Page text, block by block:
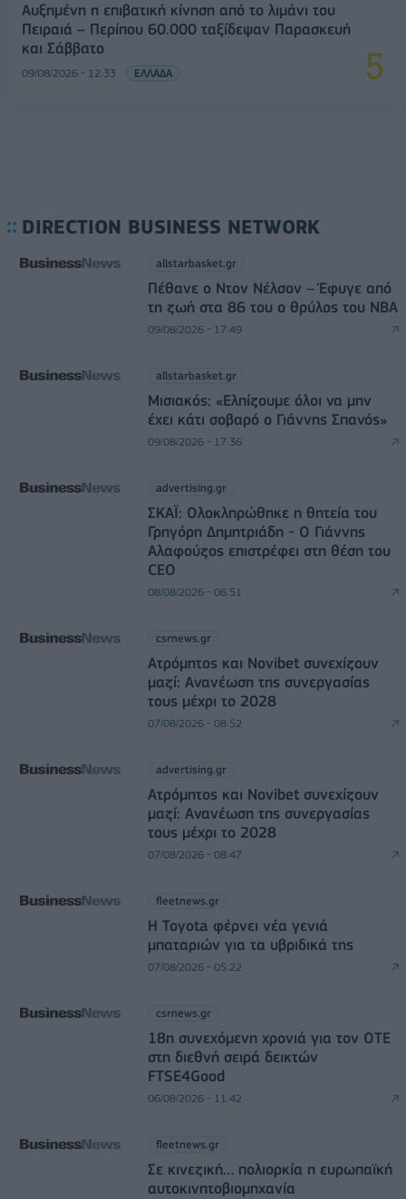
Αυξημένη η επιβατική κίνηση από το λιμάνι του
Πειραιά – Περίπου 60.000 ταξίδεψαν Παρασκευή
και Σάββατο
09/08/2026 - 12:33 ΕΛΛΑΔΑ
DIRECTION BUSINESS NETWORK
allstarbasket.gr
Πέθανε ο Ντον Νέλσον – Έφυγε από
τη ζωή στα 86 του ο θρύλος του NBA
09/08/2026 - 17:49
allstarbasket.gr
Μισιακός: «Ελπίζουμε όλοι να μην
έχει κάτι σοβαρό ο Γιάννης Σπανός»
09/08/2026 - 17:36
advertising.gr
ΣΚΑΪ: Ολοκληρώθηκε η θητεία του
Γρηγόρη Δημητριάδη - Ο Γιάννης
Αλαφούζος επιστρέφει στη θέση του
CEO
08/08/2026 - 06:51
csrnews.gr
Ατρόμητος και Novibet συνεχίζουν
μαζί: Ανανέωση της συνεργασίας
τους μέχρι το 2028
07/08/2026 - 08:52
advertising.gr
Ατρόμητος και Novibet συνεχίζουν
μαζί: Ανανέωση της συνεργασίας
τους μέχρι το 2028
07/08/2026 - 08:47
fleetnews.gr
Η Toyota φέρνει νέα γενιά
μπαταριών για τα υβριδικά της
07/08/2026 - 05:22
csrnews.gr
18η συνεχόμενη χρονιά για τον ΟΤΕ
στη διεθνή σειρά δεικτών
FTSE4Good
06/08/2026 - 11:42
fleetnews.gr
Σε κινεζική… πολιορκία η ευρωπαϊκή
αυτοκινητοβιομηχανία